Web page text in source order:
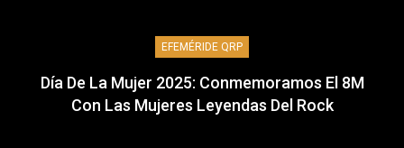
EFEMÉRIDE QRP
Día De La Mujer 2025: Conmemoramos El 8M
Con Las Mujeres Leyendas Del Rock